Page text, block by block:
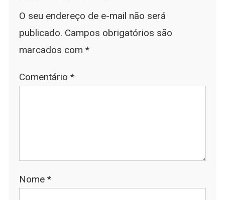
O seu endereço de e-mail não será
publicado. Campos obrigatórios são
marcados com *
Comentário *
Nome *